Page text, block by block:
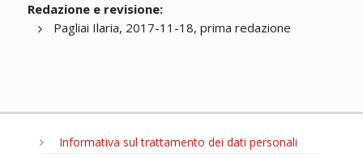
Redazione e revisione:
Pagliai Ilaria, 2017-11-18, prima redazione
Informativa sul trattamento dei dati personali